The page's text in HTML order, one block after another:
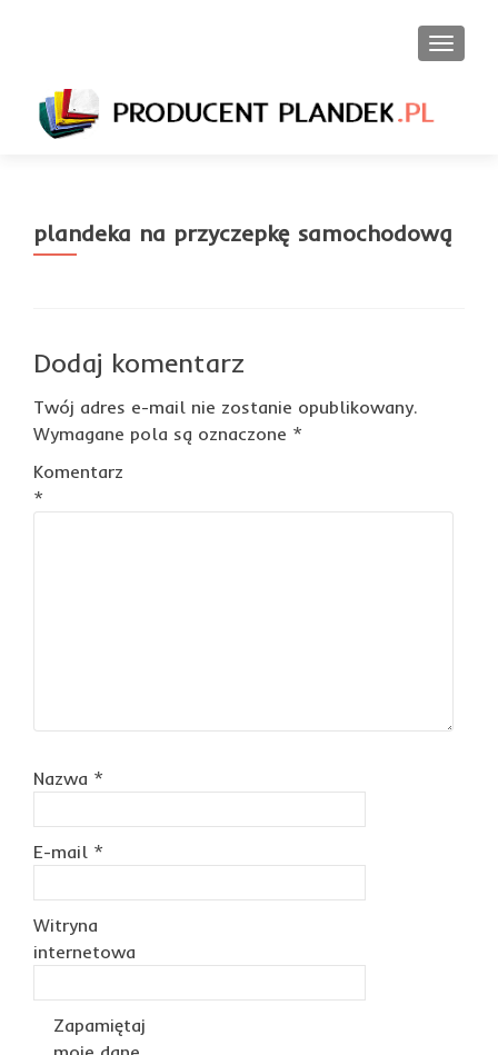
plandeka na przyczepkę samochodową
Dodaj komentarz
Twój adres e-mail nie zostanie opublikowany.
Wymagane pola są oznaczone *
Komentarz
*
Nazwa *
E-mail *
Witryna
internetowa
Zapamiętaj